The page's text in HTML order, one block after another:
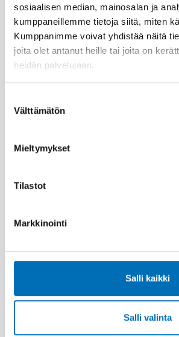
sosiaalisen median, mainosalan ja
kumppaneillemme tietoja siitä, miten
Kumppanimme voivat yhdistää näitä
joita olet antanut heille tai joita on
heidän palvelujaan.
valinta
Välttämätön
Mieltymykset
Tilastot
Markkinointi
Salli kaikki
Salli valinta
13 marras 2024
spanning care